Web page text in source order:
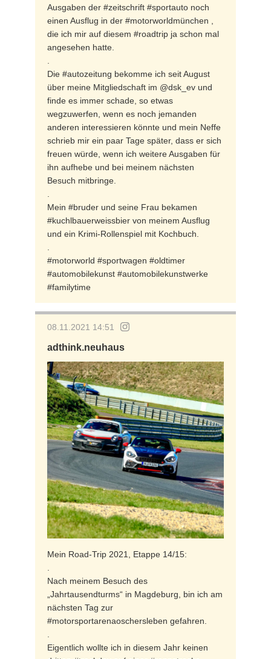
Ausgaben der #zeitschrift #sportauto noch
einen Ausflug in der #motorworldmünchen ,
die ich mir auf diesem #roadtrip ja schon mal
angesehen hatte.
Die #autozeitung bekomme ich seit August
über meine Mitgliedschaft im @dsk_ev und
finde es immer schade, so etwas
wegzuwerfen, wenn es noch jemanden
anderen interessieren könnte und mein Neffe
schrieb mir ein paar Tage später, dass er sich
freuen würde, wenn ich weitere Ausgaben für
ihn aufhebe und bei meinem nächsten
Besuch mitbringe.
Mein #bruder und seine Frau bekamen
#kuchlbauerweissbier von meinem Ausflug
und ein Krimi-Rollenspiel mit Kochbuch.
#motorworld #sportwagen #oldtimer
#automobilekunst #automobilekunstwerke
#familytime
08.11.2021 14:51
adthink.neuhaus
Mein Road-Trip 2021, Etappe 14/15:
Nach meinem Besuch des
„Jahrtausendturms“ in Magdeburg, bin ich am
nächsten Tag zur
#motorsportarenaoschersleben gefahren.
Eigentlich wollte ich in diesem Jahr keinen